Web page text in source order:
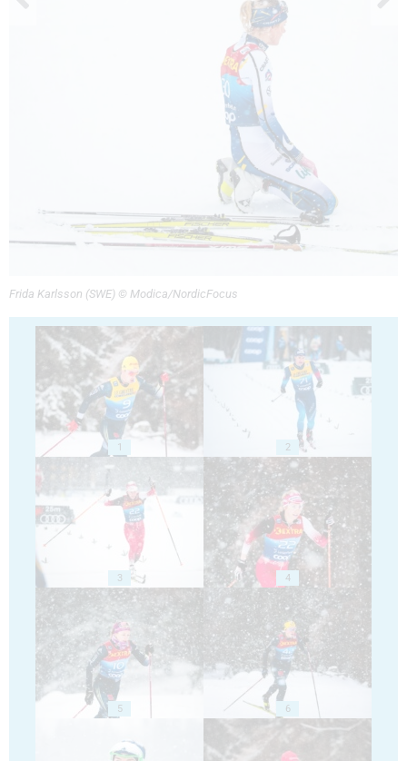
Frida Karlsson (SWE) © Modica/NordicFocus
1 2
3 4
5 6